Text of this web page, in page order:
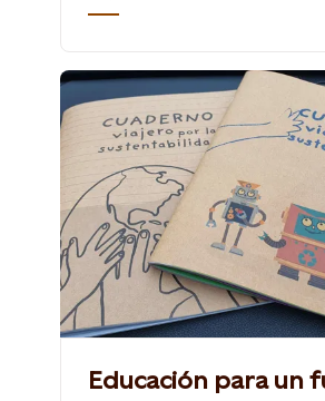
Educación para un